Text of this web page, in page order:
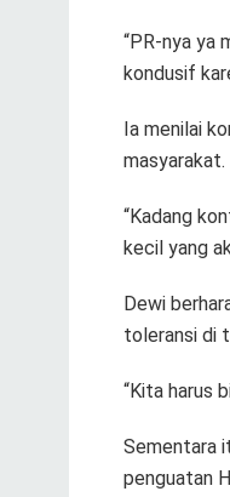
“PR-nya ya
kondusif
Ia menilai
masyarakat.
“Kadang
kecil yang
Dewi
toleransi di
“Kita harus
Sementara
penguatan